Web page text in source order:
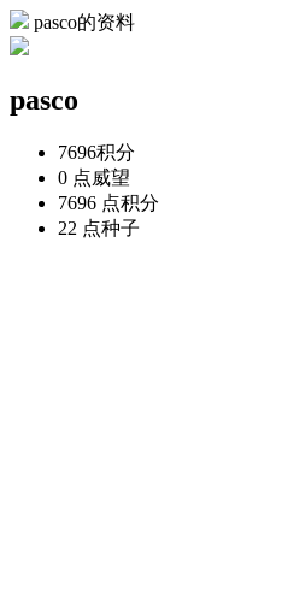
pasco的资料
pasco
7696积分
0 点威望
7696 点积分
22 点种子